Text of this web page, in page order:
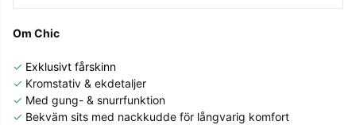
Om Chic
✓ Exklusivt fårskinn
✓ Kromstativ & ekdetaljer
✓ Med gung- & snurrfunktion
✓ Bekväm sits med nackkudde för långvarig komfort